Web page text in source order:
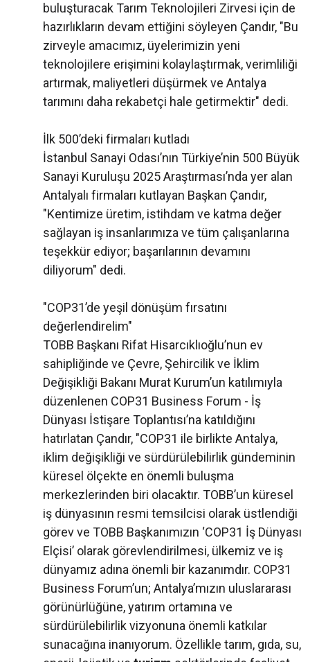
buluşturacak Tarım Teknolojileri Zirvesi için de
hazırlıkların devam ettiğini söyleyen Çandır, "Bu
zirveyle amacımız, üyelerimizin yeni
teknolojilere erişimini kolaylaştırmak, verimliliği
artırmak, maliyetleri düşürmek ve Antalya
tarımını daha rekabetçi hale getirmektir" dedi.
İlk 500’deki firmaları kutladı
İstanbul Sanayi Odası’nın Türkiye’nin 500 Büyük
Sanayi Kuruluşu 2025 Araştırması’nda yer alan
Antalyalı firmaları kutlayan Başkan Çandır,
"Kentimize üretim, istihdam ve katma değer
sağlayan iş insanlarımıza ve tüm çalışanlarına
teşekkür ediyor; başarılarının devamını
diliyorum" dedi.
"COP31’de yeşil dönüşüm fırsatını
değerlendirelim"
TOBB Başkanı Rifat Hisarcıklıoğlu’nun ev
sahipliğinde ve Çevre, Şehircilik ve İklim
Değişikliği Bakanı Murat Kurum’un katılımıyla
düzenlenen COP31 Business Forum - İş
Dünyası İstişare Toplantısı’na katıldığını
hatırlatan Çandır, "COP31 ile birlikte Antalya,
iklim değişikliği ve sürdürülebilirlik gündeminin
küresel ölçekte en önemli buluşma
merkezlerinden biri olacaktır. TOBB’un küresel
iş dünyasının resmi temsilcisi olarak üstlendiği
görev ve TOBB Başkanımızın ‘COP31 İş Dünyası
Elçisi’ olarak görevlendirilmesi, ülkemiz ve iş
dünyamız adına önemli bir kazanımdır. COP31
Business Forum’un; Antalya’mızın uluslararası
görünürlüğüne, yatırım ortamına ve
sürdürülebilirlik vizyonuna önemli katkılar
sunacağına inanıyorum. Özellikle tarım, gıda, su,